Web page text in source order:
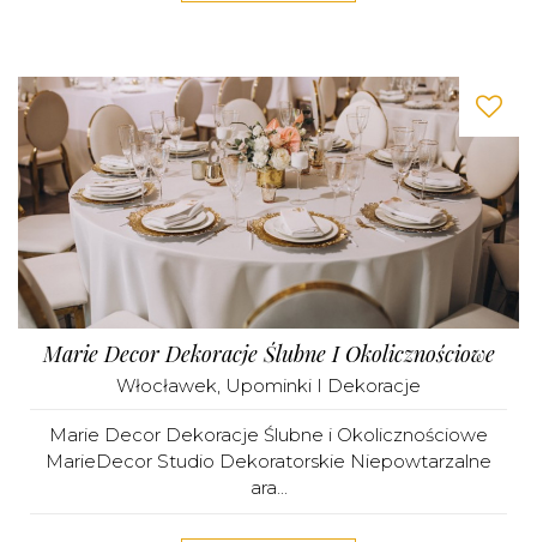
Marie Decor Dekoracje Ślubne I Okolicznościowe
Włocławek, Upominki I Dekoracje
Marie Decor Dekoracje Ślubne i Okolicznościowe
MarieDecor Studio Dekoratorskie Niepowtarzalne
ara...